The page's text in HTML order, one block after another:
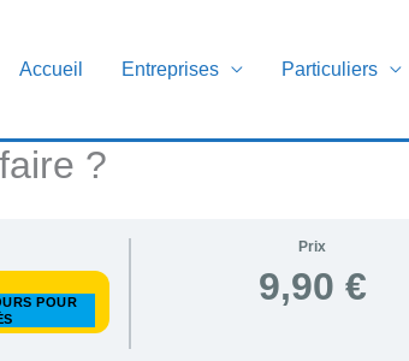
Accueil Entreprises Particuliers
?
POUR
Prix
9,90 €